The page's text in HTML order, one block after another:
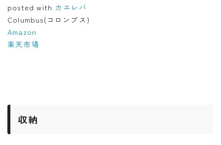
posted with カエレバ
Columbus(コロンブス)
Amazon
楽天市場
収納